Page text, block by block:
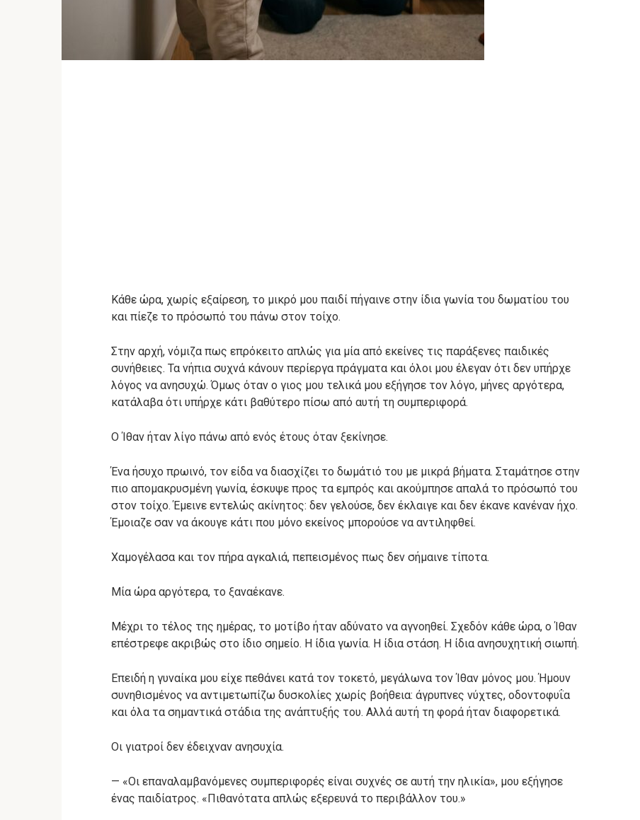
Κάθε ώρα, χωρίς εξαίρεση, το μικρό μου παιδί πήγαινε στην ίδια γωνία του δωματίου του
και πίεζε το πρόσωπό του πάνω στον τοίχο.
Στην αρχή, νόμιζα πως επρόκειτο απλώς για μία από εκείνες τις παράξενες παιδικές
συνήθειες. Τα νήπια συχνά κάνουν περίεργα πράγματα και όλοι μου έλεγαν ότι δεν υπήρχε
λόγος να ανησυχώ. Όμως όταν ο γιος μου τελικά μου εξήγησε τον λόγο, μήνες αργότερα,
κατάλαβα ότι υπήρχε κάτι βαθύτερο πίσω από αυτή τη συμπεριφορά.
Ο Ίθαν ήταν λίγο πάνω από ενός έτους όταν ξεκίνησε.
Ένα ήσυχο πρωινό, τον είδα να διασχίζει το δωμάτιό του με μικρά βήματα. Σταμάτησε στην
πιο απομακρυσμένη γωνία, έσκυψε προς τα εμπρός και ακούμπησε απαλά το πρόσωπό του
στον τοίχο. Έμεινε εντελώς ακίνητος: δεν γελούσε, δεν έκλαιγε και δεν έκανε κανέναν ήχο.
Έμοιαζε σαν να άκουγε κάτι που μόνο εκείνος μπορούσε να αντιληφθεί.
Χαμογέλασα και τον πήρα αγκαλιά, πεπεισμένος πως δεν σήμαινε τίποτα.
Μία ώρα αργότερα, το ξαναέκανε.
Μέχρι το τέλος της ημέρας, το μοτίβο ήταν αδύνατο να αγνοηθεί. Σχεδόν κάθε ώρα, ο Ίθαν
επέστρεφε ακριβώς στο ίδιο σημείο. Η ίδια γωνία. Η ίδια στάση. Η ίδια ανησυχητική σιωπή.
Επειδή η γυναίκα μου είχε πεθάνει κατά τον τοκετό, μεγάλωνα τον Ίθαν μόνος μου. Ήμουν
συνηθισμένος να αντιμετωπίζω δυσκολίες χωρίς βοήθεια: άγρυπνες νύχτες, οδοντοφυΐα
και όλα τα σημαντικά στάδια της ανάπτυξής του. Αλλά αυτή τη φορά ήταν διαφορετικά.
Οι γιατροί δεν έδειχναν ανησυχία.
— «Οι επαναλαμβανόμενες συμπεριφορές είναι συχνές σε αυτή την ηλικία», μου εξήγησε
ένας παιδίατρος. «Πιθανότατα απλώς εξερευνά το περιβάλλον του.»